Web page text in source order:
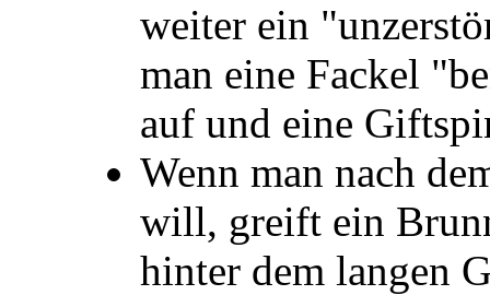
weiter ein
man eine Fackel
auf und eine
Wenn man nach
will, greift ein
hinter dem langen